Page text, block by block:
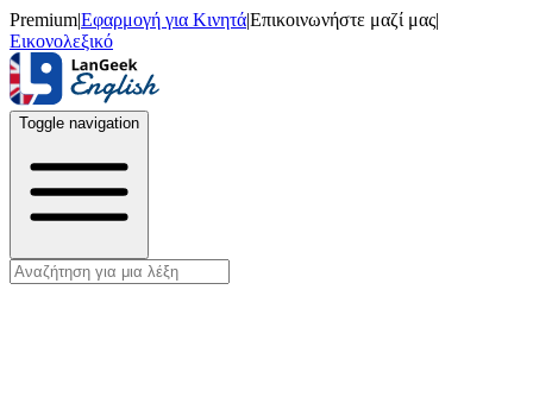
Premium|Εφαρμογή για Κινητά|Επικοινωνήστε μαζί μας|
Εικονολεξικό
Toggle navigation